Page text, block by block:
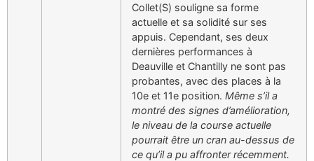
Collet(S) souligne sa forme
actuelle et sa solidité sur ses
appuis. Cependant, ses deux
dernières performances à
Deauville et Chantilly ne sont pas
probantes, avec des places à la
10e et 11e position. Même s’il a
montré des signes d’amélioration,
le niveau de la course actuelle
pourrait être un cran au-dessus de
ce qu’il a pu affronter récemment.